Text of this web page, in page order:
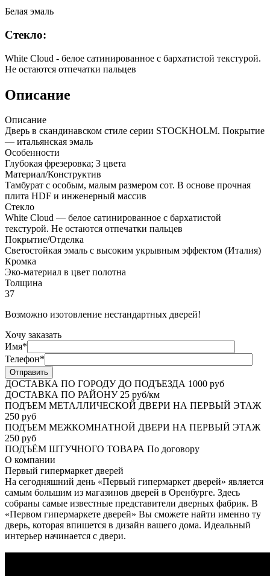
Белая эмаль
Стекло:
White Cloud - белое сатинированное с бархатистой текстурой.
Не остаются отпечатки пальцев
Описание
Описание
Дверь в скандинавском стиле серии STOCKHOLM. Покрытие
— итальянская эмаль
Особенности
Глубокая фрезеровка; 3 цвета
Материал/Конструктив
Тамбурат с особым, малым размером сот. В основе прочная
плита HDF и инженерный массив
Стекло
White Cloud — белое сатинированное с бархатистой
текстурой. Не остаются отпечатки пальцев
Покрытие/Отделка
Светостойкая эмаль с высоким укрывным эффектом (Италия)
Кромка
Эко-материал в цвет полотна
Толщина
37
Возможно изотовление нестандартных дверей!
Хочу заказать
Имя*
Телефон*
ДОСТАВКА ПО ГОРОДУ ДО ПОДЪЕЗДА 1000 руб
ДОСТАВКА ПО РАЙОНУ25 руб/км
ПОДЪЕМ МЕТАЛЛИЧЕСКОЙ ДВЕРИ НА ПЕРВЫЙ ЭТАЖ
250 руб
ПОДЪЕМ МЕЖКОМНАТНОЙ ДВЕРИ НА ПЕРВЫЙ ЭТАЖ
250 руб
ПОДЪЁМ ШТУЧНОГО ТОВАРА По договору
О компании
Первый гипермаркет дверей
На сегодняшний день «Первый гипермаркет дверей» является
самым большим из магазинов дверей в Оренбурге. Здесь
собраны самые известные представители дверных фабрик. В
«Первом гипермаркете дверей» Вы сможете найти именно ту
дверь, которая впишется в дизайн вашего дома. Идеальный
интерьер начинается с двери.